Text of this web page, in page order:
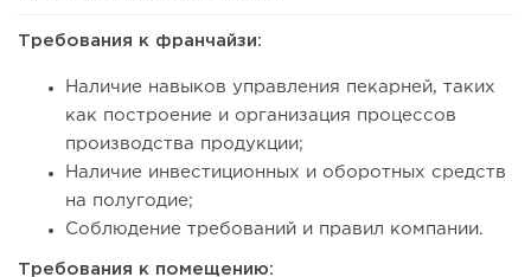
66
Требования к франчайзи:
Наличие навыков управления пекарней, таких
как построение и организация процессов
производства продукции;
Наличие инвестиционных и оборотных средств
на полугодие;
Соблюдение требований и правил компании.
Требования к помещению: